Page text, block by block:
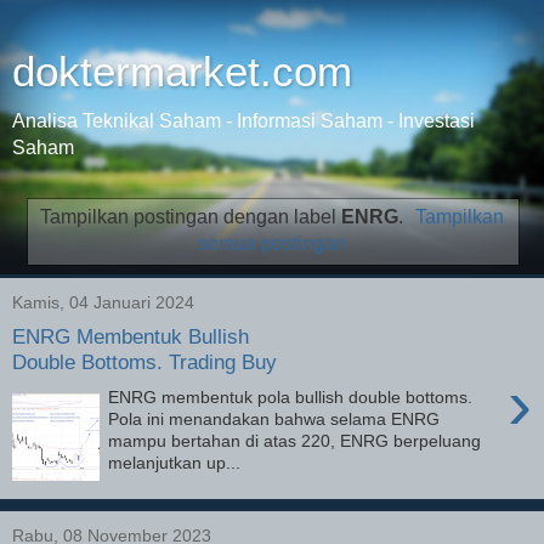
doktermarket.com
Analisa Teknikal Saham - Informasi Saham - Investasi
Saham
Tampilkan postingan dengan labelENRG.
Tampilkan
semua postingan
Kamis, 04 Januari 2024
ENRG Membentuk Bullish
Double Bottoms. Trading Buy
›
ENRG membentuk pola bullish double bottoms.
Pola ini menandakan bahwa selama ENRG
mampu bertahan di atas 220, ENRG berpeluang
melanjutkan up...
Rabu, 08 November 2023